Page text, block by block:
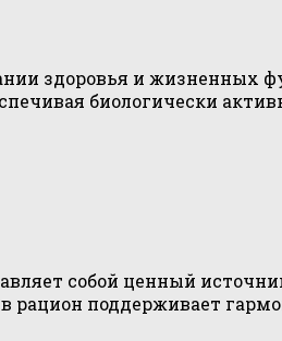
здоровья и жизненных
биологически
собой ценный
рацион поддерживает